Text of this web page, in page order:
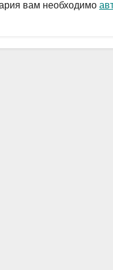
ть
вам необходимо